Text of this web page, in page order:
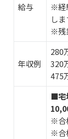
給与
※経
しま
※残
年収例
280
320
475
■宅
※合
※合